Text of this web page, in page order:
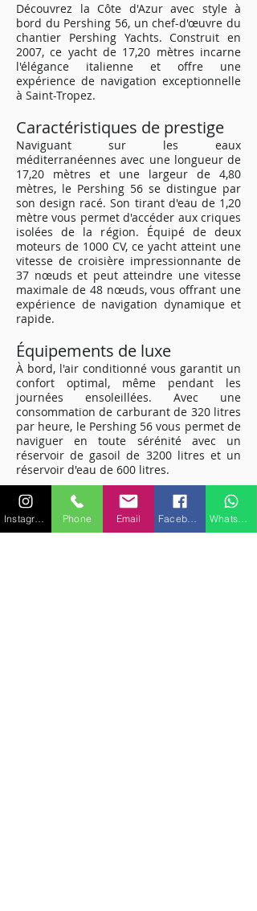
Découvrez la Côte d'Azur avec style à
bord du Pershing 56, un chef-d'œuvre du
chantier Pershing Yachts. Construit en
2007, ce yacht de 17,20 mètres incarne
l'élégance italienne et offre une
expérience de navigation exceptionnelle
à Saint-Tropez.
Caractéristiques de prestige
Naviguant sur les eaux
méditerranéennes avec une longueur de
17,20 mètres et une largeur de 4,80
mètres, le Pershing 56 se distingue par
son design racé. Son tirant d'eau de 1,20
mètre vous permet d'accéder aux criques
isolées de la région. Équipé de deux
moteurs de 1000 CV, ce yacht atteint une
vitesse de croisière impressionnante de
37 nœuds et peut atteindre une vitesse
maximale de 48 nœuds, vous offrant une
expérience de navigation dynamique et
rapide.
Équipements de luxe
À bord, l'air conditionné vous garantit un
confort optimal, même pendant les
journées ensoleillées. Avec une
consommation de carburant de 320 litres
par heure, le Pershing 56 vous permet de
naviguer en toute sérénité avec un
réservoir de gasoil de 3200 litres et un
réservoir d'eau de 600 litres.
Expérience sous-marine
inoubliable
Phone Email